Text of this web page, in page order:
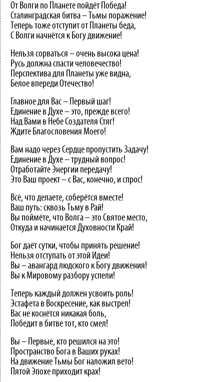
От Волги по Планете пойдёт Победа!
Сталинградская битва – Тьмы поражение!
Теперь тоже отступит от Планеты беда,
С Волги начнётся к Богу движение!
Нельзя сорваться – очень высока цена!
Русь должна спасти человечество!
Перспектива для Планеты уже видна,
Белое впереди Отечество!
Главное для Вас – Первый шаг!
Единение в Духе – это, прежде всего!
Над Вами в Небе Создателя Стяг!
Ждите Благословения Моего!
Вам надо через Сердце пропустить Задачу!
Единение в Духе – трудный вопрос!
Отработайте Энергии передачу!
Это Ваш проект – с Вас, конечно, и спрос!
Всё, что делаете, соберётся вместе!
Ваш путь: сквозь Тьму в Рай!
Вы поймёте, что Волга – это Святое место,
Откуда и начинается Духовности Край!
Бог даёт сутки, чтобы принять решение!
Нельзя отступать от этой Идеи!
Вы – авангард людского к Богу движения!
Вы к Мировому разбору успели!
Теперь каждый должен усвоить роль!
Эстафета в Воскресение, как выстрел!
Вас не коснётся никакая боль,
Победит в битве тот, кто смел!
Вы – Первые, кто решился на это!
Пространство Бога в Ваших руках!
На движение Тьмы Бог наложил вето!
Пятой Эпохе приходит крах!